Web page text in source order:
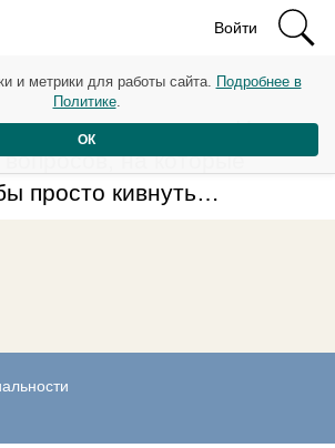
Войти
мужчинам жизнь… Не
вопросов, на которые
просто кивнуть…
и метрики для работы сайта. Подробнее в
Политике.
ОК